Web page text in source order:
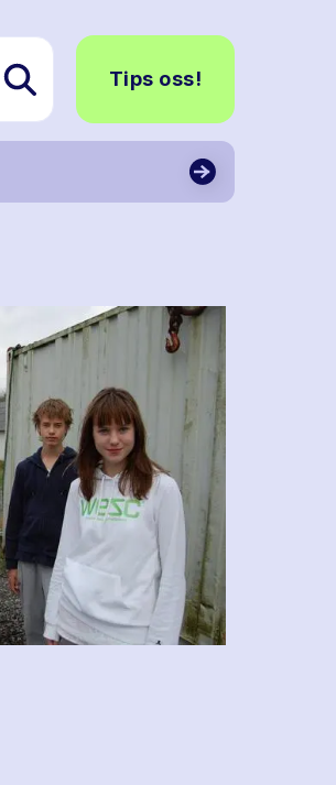
Tips oss!